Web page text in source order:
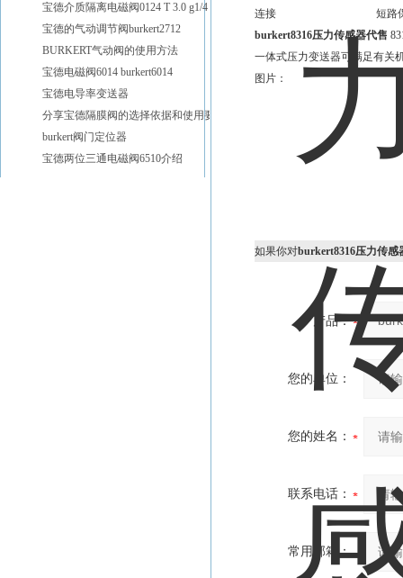
连接 短路保护或
burkert8316压力传感器代售
一体式压力变送器可满足有关
图片：
如果你对burkert8316压力传感
产品：
您的单位：
您的姓名：
联系电话：
常用邮箱：
宝德介质隔离电磁阀0124 T 3.0 g1/4 24V
宝德的气动调节阀burkert2712
BURKERT气动阀的使用方法
宝德电磁阀6014 burkert6014
宝德电导率变送器
分享宝德隔膜阀的选择依据和使用要点
burkert阀门定位器
宝德两位三通电磁阀6510介绍